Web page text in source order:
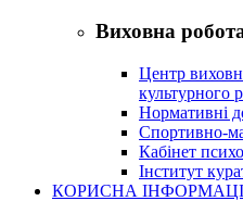
Виховна
Центр
культурного
Нормативні
Спортивно-
Кабінет
Інститут
КОРИСНА